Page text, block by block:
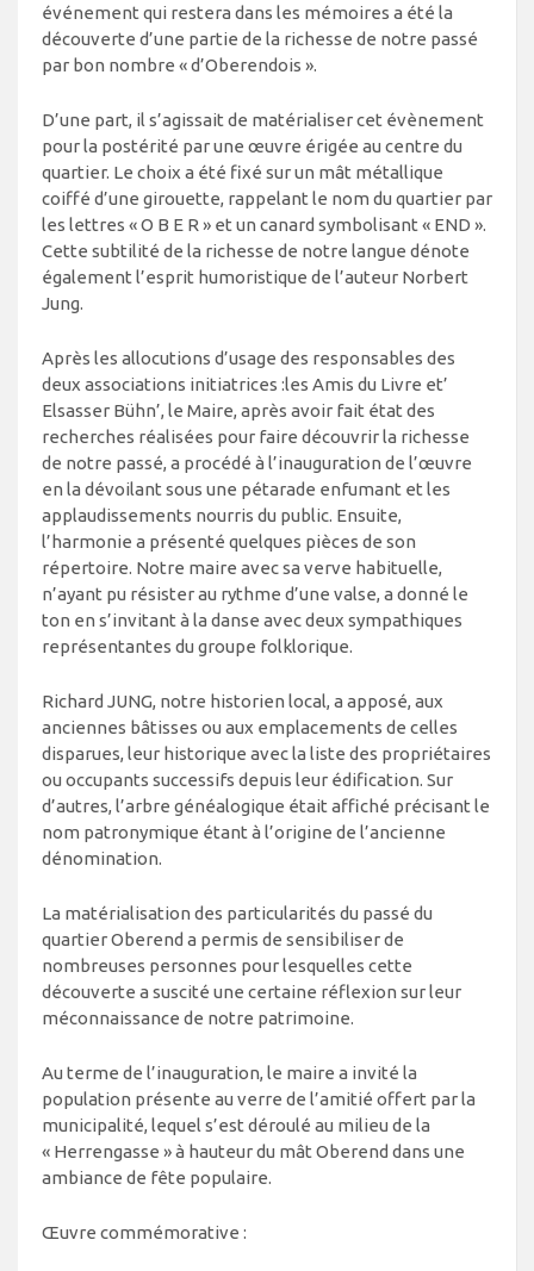
événement qui restera dans les mémoires a été la
découverte d’une partie de la richesse de notre passé
par bon nombre « d’Oberendois ».
D’une part, il s’agissait de matérialiser cet évènement
pour la postérité par une œuvre érigée au centre du
quartier. Le choix a été fixé sur un mât métallique
coiffé d’une girouette, rappelant le nom du quartier par
les lettres « O B E R » et un canard symbolisant « END ».
Cette subtilité de la richesse de notre langue dénote
également l’esprit humoristique de l’auteur Norbert
Jung.
Après les allocutions d’usage des responsables des
deux associations initiatrices :les Amis du Livre et’
Elsasser Bühn’, le Maire, après avoir fait état des
recherches réalisées pour faire découvrir la richesse
de notre passé, a procédé à l’inauguration de l’œuvre
en la dévoilant sous une pétarade enfumant et les
applaudissements nourris du public. Ensuite,
l’harmonie a présenté quelques pièces de son
répertoire. Notre maire avec sa verve habituelle,
n’ayant pu résister au rythme d’une valse, a donné le
ton en s’invitant à la danse avec deux sympathiques
représentantes du groupe folklorique.
Richard JUNG, notre historien local, a apposé, aux
anciennes bâtisses ou aux emplacements de celles
disparues, leur historique avec la liste des propriétaires
ou occupants successifs depuis leur édification. Sur
d’autres, l’arbre généalogique était affiché précisant le
nom patronymique étant à l’origine de l’ancienne
dénomination.
La matérialisation des particularités du passé du
quartier Oberend a permis de sensibiliser de
nombreuses personnes pour lesquelles cette
découverte a suscité une certaine réflexion sur leur
méconnaissance de notre patrimoine.
Au terme de l’inauguration, le maire a invité la
population présente au verre de l’amitié offert par la
municipalité, lequel s’est déroulé au milieu de la
« Herrengasse » à hauteur du mât Oberend dans une
ambiance de fête populaire.
Œuvre commémorative :